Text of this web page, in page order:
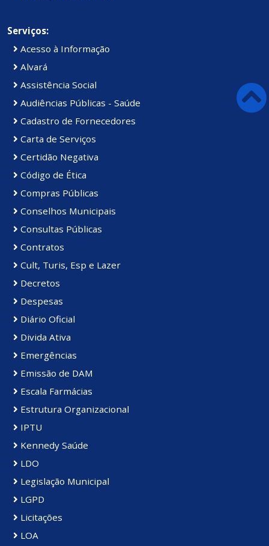
Serviços:
Acesso à Informação
Alvará
Assistência Social
Audiências Públicas - Saúde
Cadastro de Fornecedores
Carta de Serviços
Certidão Negativa
Código de Ética
Compras Públicas
Conselhos Municipais
Consultas Públicas
Contratos
Cult, Turis, Esp e Lazer
Decretos
Despesas
Diário Oficial
Divida Ativa
Emergências
Emissão de DAM
Escala Farmácias
Estrutura Organizacional
IPTU
Kennedy Saúde
LDO
Legislação Municipal
LGPD
Licitações
LOA